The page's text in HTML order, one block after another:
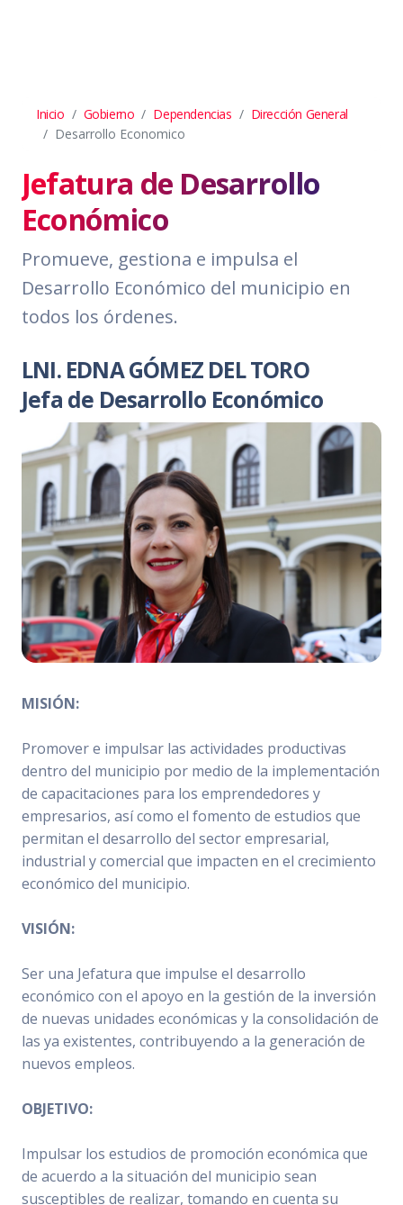
Inicio Gobierno Dependencias
Dirección General
Desarrollo Economico
Jefatura de Desarrollo
Económico
Promueve, gestiona e impulsa el
Desarrollo Económico del municipio en
todos los órdenes.
LNI. EDNA GÓMEZ DEL TORO
Jefa de Desarrollo Económico
MISIÓN:
Promover e impulsar las actividades productivas
dentro del municipio por medio de la implementación
de capacitaciones para los emprendedores y
empresarios, así como el fomento de estudios que
permitan el desarrollo del sector empresarial,
industrial y comercial que impacten en el crecimiento
económico del municipio.
VISIÓN:
Ser una Jefatura que impulse el desarrollo
económico con el apoyo en la gestión de la inversión
de nuevas unidades económicas y la consolidación de
las ya existentes, contribuyendo a la generación de
nuevos empleos.
OBJETIVO:
Impulsar los estudios de promoción económica que
de acuerdo a la situación del municipio sean
susceptibles de realizar, tomando en cuenta su